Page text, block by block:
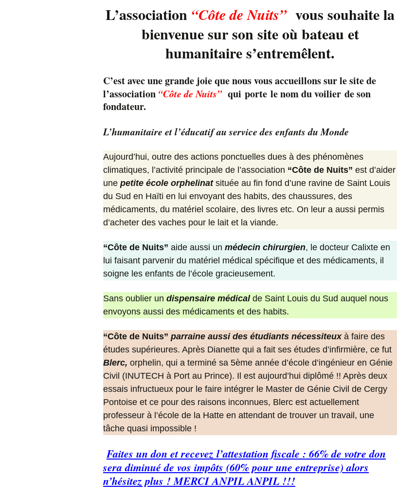
Nuits
Galerie photo \”Côte de
Newsletter 8 – Déc
2014
Newsletter 9 – Oct 2015
Newsletter 10 – Déc
Newsletter 12 – Fév
L’association “Côte de Nuits” vous souhaite la
bienvenue sur son site où bateau et
humanitaire s’entremêlent.
C’est avec une grande joie que nous vous accueillons sur le site de
l’association “Côte de Nuits” qui porte le nom du voilier de son
fondateur.
L’humanitaire et l’éducatif au service des enfants du Monde
Aujourd’hui, outre des actions ponctuelles dues à des phénomènes
climatiques, l’activité principale de l’association “Côte de Nuits” est d’aider
une petite école orphelinatsituée au fin fond d’une ravine de Saint Louis
du Sud en Haïti en lui envoyant des habits, des chaussures, des
médicaments, du matériel scolaire, des livres etc. On leur a aussi permis
d’acheter des vaches pour le lait et la viande.
“Côte de Nuits” aide aussi un médecin chirurgien, le docteur Calixte en
lui faisant parvenir du matériel médical spécifique et des médicaments, il
soigne les enfants de l’école gracieusement.
Sans oublier un dispensaire médical de Saint Louis du Sud auquel nous
envoyons aussi des médicaments et des habits.
“Côte de Nuits” parraine aussi des étudiants nécessiteuxà faire des
études supérieures. Après Dianette qui a fait ses études d’infirmière, ce fut
Blerc, orphelin, qui a terminé sa 5ème année d’école d’ingénieur en Génie
Civil (INUTECH à Port au Prince). Il est aujourd’hui diplômé !! Après deux
essais infructueux pour le faire intégrer le Master de Génie Civil de Cergy
Pontoise et ce pour des raisons inconnues, Blerc est actuellement
professeur à l’école de la Hatte en attendant de trouver un travail, une
tâche quasi impossible !
Faites un don et recevez l’attestation fiscale : 66% de votre don
sera diminué de vos impôts (60% pour une entreprise) alors
n’hésitez plus ! MERCI ANPIL ANPIL !!!